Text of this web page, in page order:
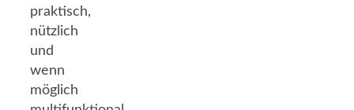
praktisch,
nützlich
und
wenn
möglich